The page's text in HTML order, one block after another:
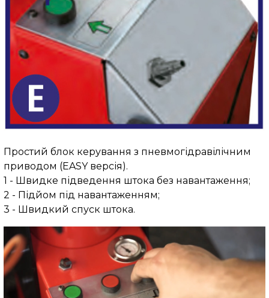
Простий блок керування з пневмогідравілічним
приводом (EASY версія).
1 - Швидке підведення штока без навантаження;
2 - Підйом під навантаженням;
3 - Швидкий спуск штока.